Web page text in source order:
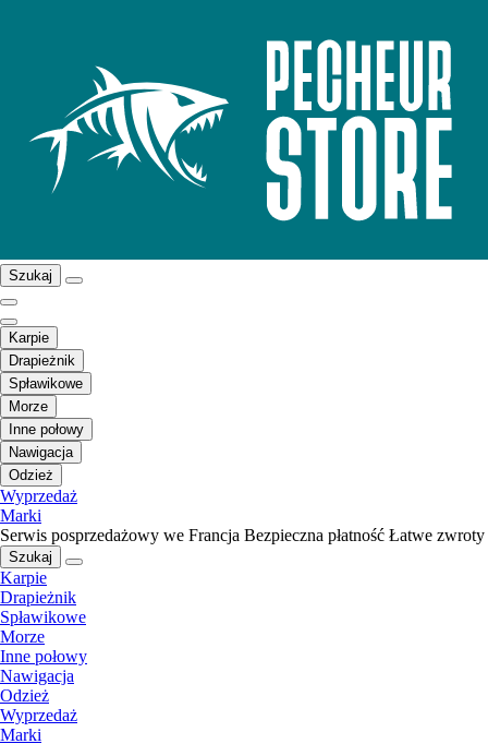
Szukaj
Karpie
Drapieżnik
Spławikowe
Morze
Inne połowy
Nawigacja
Odzież
Wyprzedaż
Marki
Serwis posprzedażowy we Francja Bezpieczna płatność Łatwe zwroty
Szukaj
Karpie
Drapieżnik
Spławikowe
Morze
Inne połowy
Nawigacja
Odzież
Wyprzedaż
Marki